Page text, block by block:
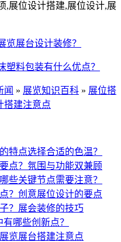
,展位设计搭建,展位设计,展
览展台设计装修？
塑料包装有什么优点？
闻 » 展览知识百科 » 展位搭
搭建注意点
特点选择合适的色温？
点？氛围与功能双兼顾
些关键节点需要注意？
？创意展位设计的要点
？展会装修的技巧
哪些创新点？
览展台搭建注意点